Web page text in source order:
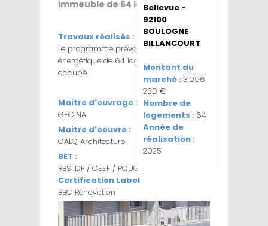
immeuble de 64 logements
Travaux réalisés :
Le programme prévoyait la rénovation
énergétique de 64 logements en site
occupé.
Maitre d'ouvrage :
GECINA
Maitre d'oeuvre :
CALQ Architecture
BET :
RBS IDF / CEEF / POUGET
Certification Label :
BBC Rénovation
Bellevue -
92100
BOULOGNE
BILLANCOURT
Montant du
marché : 3 296
230 €
Nombre de
logements : 64
Année de
réalisation :
2025